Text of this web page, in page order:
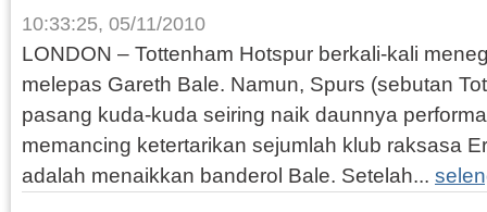
10:33:25, 05/11/2010
LONDON – Tottenham Hotspur berkali-kali
melepas Gareth Bale. Namun, Spurs (sebutan
pasang kuda-kuda seiring naik daunnya
memancing ketertarikan sejumlah klub raksasa
adalah menaikkan banderol Bale. Setelah...